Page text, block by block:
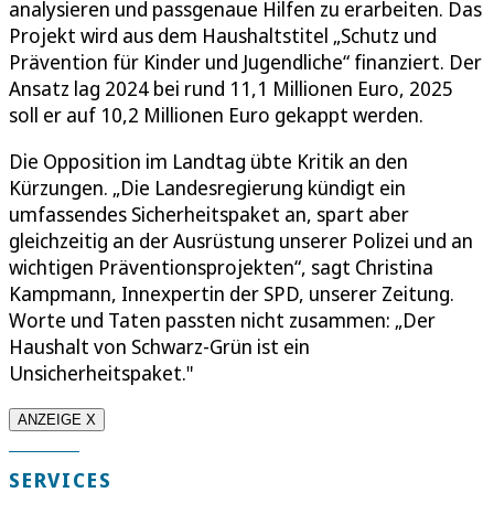
analysieren und passgenaue Hilfen zu erarbeiten. Das
Projekt wird aus dem Haushaltstitel „Schutz und
Prävention für Kinder und Jugendliche“ finanziert. Der
Ansatz lag 2024 bei rund 11,1 Millionen Euro, 2025
soll er auf 10,2 Millionen Euro gekappt werden.
Die Opposition im Landtag übte Kritik an den
Kürzungen. „Die Landesregierung kündigt ein
umfassendes Sicherheitspaket an, spart aber
gleichzeitig an der Ausrüstung unserer Polizei und an
wichtigen Präventionsprojekten“, sagt Christina
Kampmann, Innexpertin der SPD, unserer Zeitung.
Worte und Taten passten nicht zusammen: „Der
Haushalt von Schwarz-Grün ist ein
Unsicherheitspaket."
ANZEIGE X
SERVICES